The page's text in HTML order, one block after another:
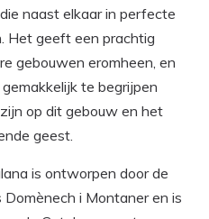
naast elkaar in perfecte
Het geeft een prachtig
gebouwen eromheen, en
te begrijpen
op dit gebouw en het
geest.
is ontworpen door de
i Montaner en is